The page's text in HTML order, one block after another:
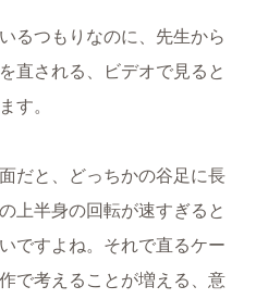
るつもりなのに、先生から
直される、ビデオで見ると
す。
だと、どっちかの谷足に長
上半身の回転が速すぎると
ですよね。それで直るケー
で考えることが増える、意